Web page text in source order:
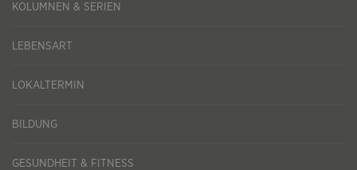
KOLUMNEN & SERIEN
LEBENSART
LOKALTERMIN
BILDUNG
GESUNDHEIT & FITNESS